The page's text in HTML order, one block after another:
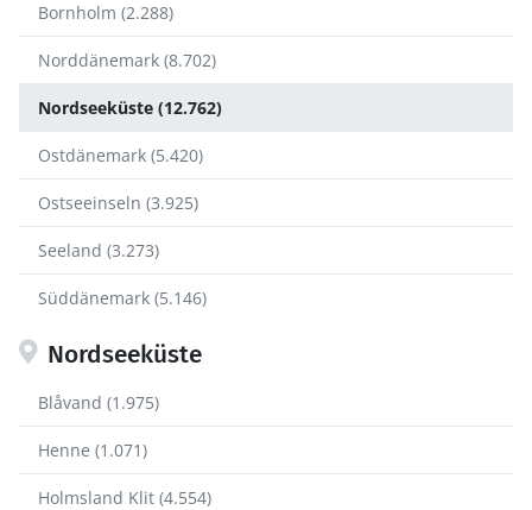
Bornholm (2.288)
Norddänemark (8.702)
Nordseeküste (12.762)
Ostdänemark (5.420)
Ostseeinseln (3.925)
Seeland (3.273)
Süddänemark (5.146)
Nordseeküste
Blåvand (1.975)
Henne (1.071)
Holmsland Klit (4.554)